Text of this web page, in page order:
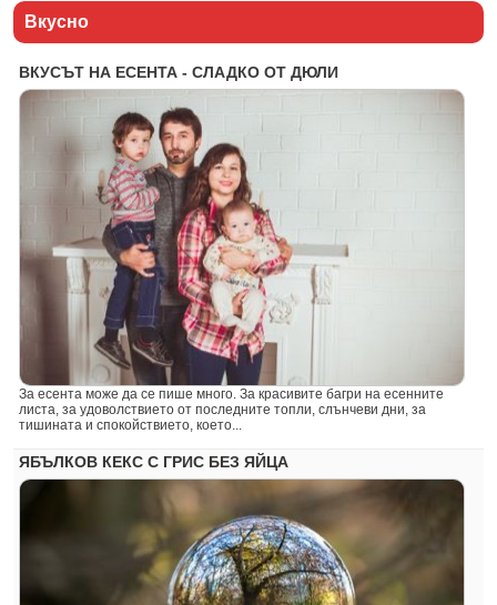
Вкусно
ВКУСЪТ НА ЕСЕНТА - СЛАДКО ОТ ДЮЛИ
За есента може да се пише много. За красивите багри на есенните
листа, за удоволствието от последните топли, слънчеви дни, за
тишината и спокойствието, което...
ЯБЪЛКОВ КЕКС С ГРИС БЕЗ ЯЙЦА